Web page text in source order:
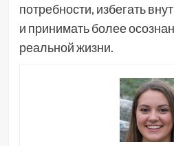
потребности, избегать
и принимать более
реальной жизни.